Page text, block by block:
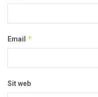
Email *
Sit web